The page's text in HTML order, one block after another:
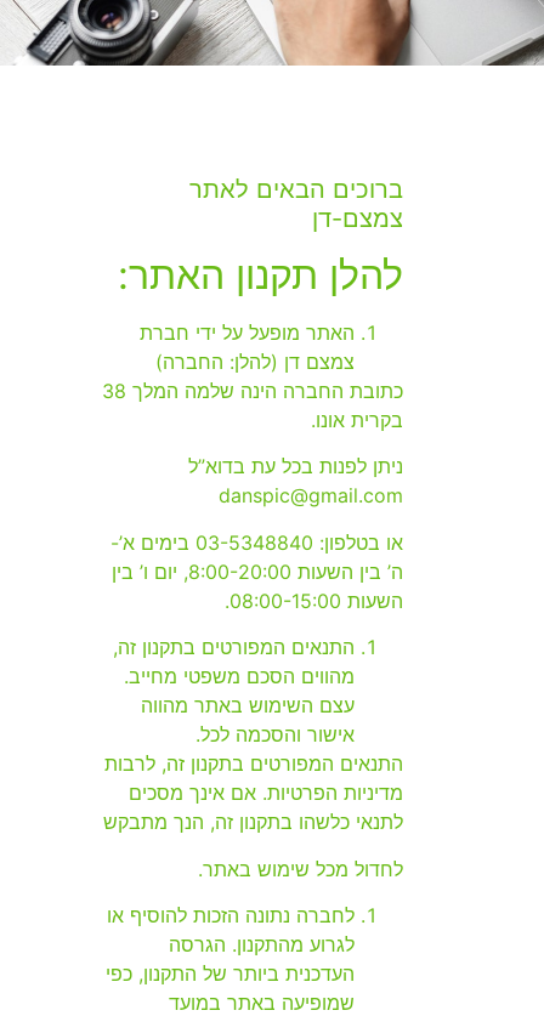
ברוכים הבאים לאתר
צמצם-דן
להלן תקנון האתר:
האתר מופעל על ידי חברת
צמצם דן (להלן: החברה)
כתובת החברה הינה שלמה המלך 38
בקרית אונו.
ניתן לפנות בכל עת בדוא”ל
danspic@gmail.com
או בטלפון: 03-5348840 בימים א’-
ה’ בין השעות 8:00-20:00, יום ו’ בין
השעות 08:00-15:00.
התנאים המפורטים בתקנון זה,
מהווים הסכם משפטי מחייב.
עצם השימוש באתר מהווה
אישור והסכמה לכל.
התנאים המפורטים בתקנון זה, לרבות
מדיניות הפרטיות. אם אינך מסכים
לתנאי כלשהו בתקנון זה, הנך מתבקש
לחדול מכל שימוש באתר.
לחברה נתונה הזכות להוסיף או
לגרוע מהתקנון. הגרסה
העדכנית ביותר של התקנון, כפי
שמופיעה באתר במועד